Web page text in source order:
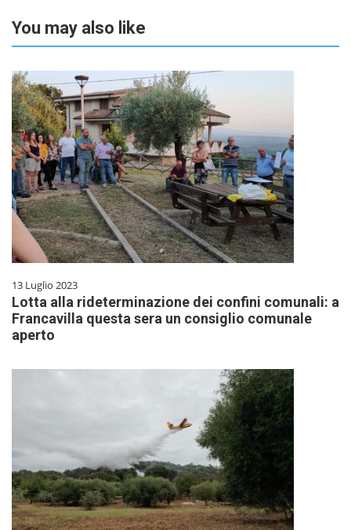
You may also like
13 Luglio 2023
Lotta alla rideterminazione dei confini comunali: a
Francavilla questa sera un consiglio comunale
aperto